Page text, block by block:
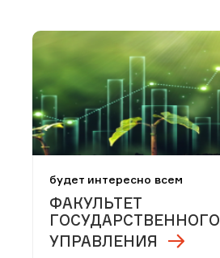
будет интересно всем
ФАКУЛЬТЕТ
ГОСУДАРСТВЕННОГО
УПРАВЛЕНИЯ